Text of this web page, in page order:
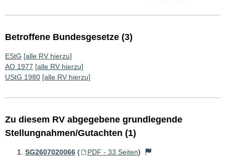
Betroffene Bundesgesetze (3)
EStG [alle RV hierzu]
AO 1977 [alle RV hierzu]
UStG 1980 [alle RV hierzu]
Zu diesem RV abgegebene grundlegende
Stellungnahmen/Gutachten (1)
SG2607020066 ( PDF - 33 Seiten)